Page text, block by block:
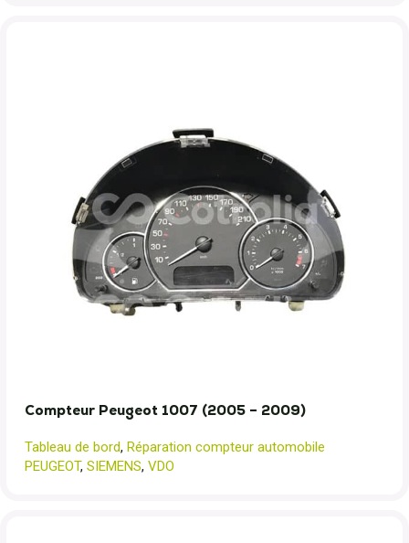
Compteur Peugeot 1007 (2005 – 2009)
Tableau de bord, Réparation compteur automobile
PEUGEOT, SIEMENS, VDO